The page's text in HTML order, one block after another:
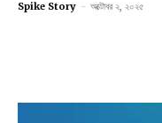
Spike Story - অক্টোবর ২, ২০২৫